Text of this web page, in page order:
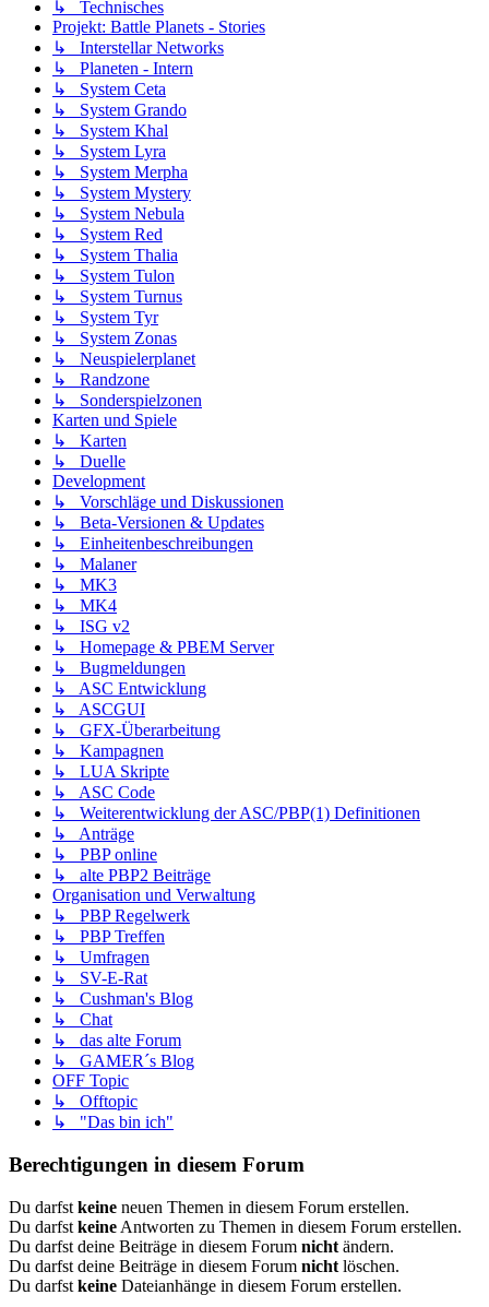
↳ Technisches
Projekt: Battle Planets - Stories
↳ Interstellar Networks
↳ Planeten - Intern
↳ System Ceta
↳ System Grando
↳ System Khal
↳ System Lyra
↳ System Merpha
↳ System Mystery
↳ System Nebula
↳ System Red
↳ System Thalia
↳ System Tulon
↳ System Turnus
↳ System Tyr
↳ System Zonas
↳ Neuspielerplanet
↳ Randzone
↳ Sonderspielzonen
Karten und Spiele
↳ Karten
↳ Duelle
Development
↳ Vorschläge und Diskussionen
↳ Beta-Versionen & Updates
↳ Einheitenbeschreibungen
↳ Malaner
↳ MK3
↳ MK4
↳ ISG v2
↳ Homepage & PBEM Server
↳ Bugmeldungen
↳ ASC Entwicklung
↳ ASCGUI
↳ GFX-Überarbeitung
↳ Kampagnen
↳ LUA Skripte
↳ ASC Code
↳ Weiterentwicklung der ASC/PBP(1) Definitionen
↳ Anträge
↳ PBP online
↳ alte PBP2 Beiträge
Organisation und Verwaltung
↳ PBP Regelwerk
↳ PBP Treffen
↳ Umfragen
↳ SV-E-Rat
↳ Cushman's Blog
↳ Chat
↳ das alte Forum
↳ GAMER´s Blog
OFF Topic
↳ Offtopic
↳ "Das bin ich"
Berechtigungen in diesem Forum
Du darfst keine neuen Themen in diesem Forum erstellen.
Du darfst keine Antworten zu Themen in diesem Forum erstellen.
Du darfst deine Beiträge in diesem Forum nicht ändern.
Du darfst deine Beiträge in diesem Forum nicht löschen.
Du darfst keine Dateianhänge in diesem Forum erstellen.